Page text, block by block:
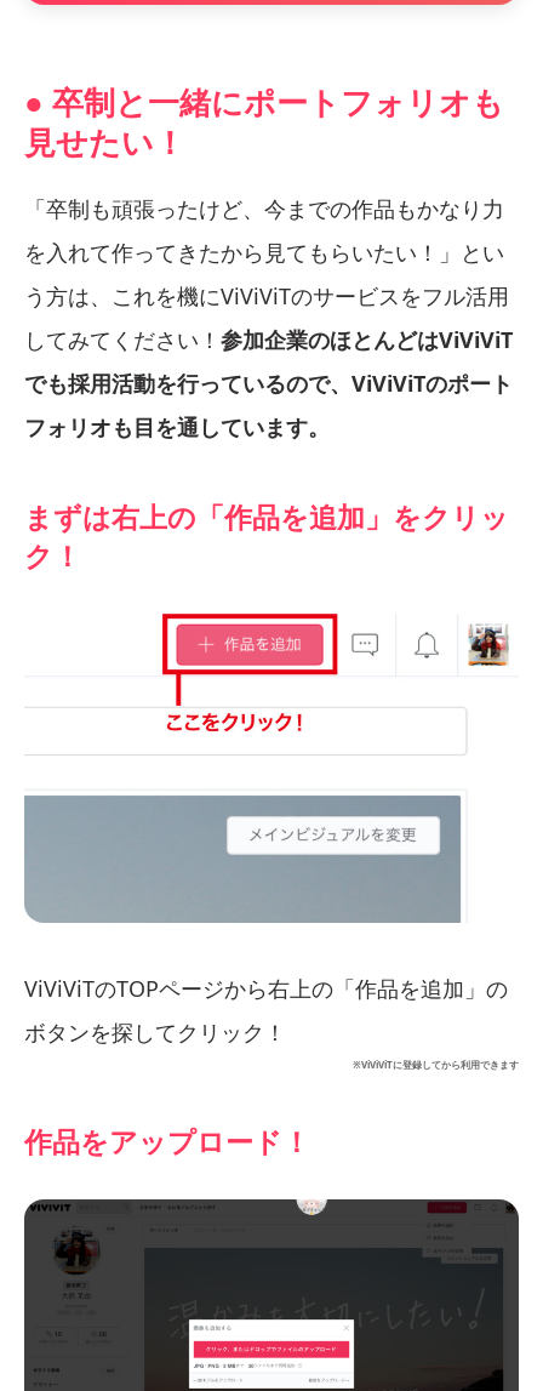
● 卒制と一緒にポートフォリオも
見せたい！
「卒制も頑張ったけど、今までの作品もかなり力
を入れて作ってきたから見てもらいたい！」とい
う方は、これを機にViViViTのサービスをフル活用
してみてください！ 参加企業のほとんどはViViViT
でも採用活動を行っているので、ViViViTのポート
フォリオも目を通しています。
まずは右上の「作品を追加」をクリッ
ク！
ViViViTのTOPページから右上の「作品を追加」の
ボタンを探してクリック！
※ViViViTに登録してから利用できます
作品をアップロード！